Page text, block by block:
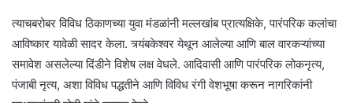
त्याचबरोबर विविध ठिकाणच्या युवा मंडळांनी मल्लखांब प्रात्यक्षिके, पारंपरिक कलांचा
आविष्कार यावेळी सादर केला. त्र्यंबकेश्वर येथून आलेल्या आणि बाल वारकऱ्यांच्या
समावेश असलेल्या दिंडीने विशेष लक्ष वेधले. आदिवासी आणि पारंपरिक लोकनृत्य,
पंजाबी नृत्य, अशा विविध पद्धतीने आणि विविध रंगी वेशभूषा करून नागरिकांनी